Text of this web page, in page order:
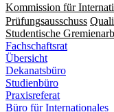
Kommission für
Prüfungsausschuss
Studentische
Fachschaftsrat
Übersicht
Dekanatsbüro
Studienbüro
Praxisreferat
Büro für Internationales